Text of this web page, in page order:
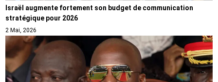
Israël augmente fortement son budget de communication
stratégique pour 2026
2 Mai, 2026